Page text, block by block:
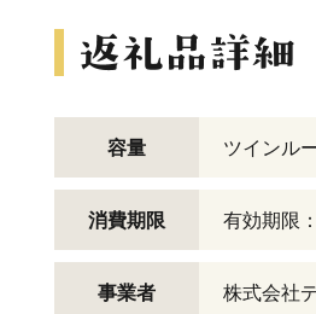
容量 ツインル
消費期限 有効期限
事業者 株式会社